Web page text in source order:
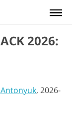
2026:
, 2026-